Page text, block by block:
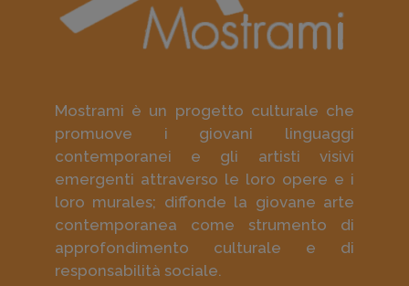
Mostrami è un progetto culturale che
promuove i giovani linguaggi
contemporanei e gli artisti visivi
emergenti attraverso le loro opere e i
loro murales; diffonde la giovane arte
contemporanea come strumento di
approfondimento culturale e di
responsabilità sociale.